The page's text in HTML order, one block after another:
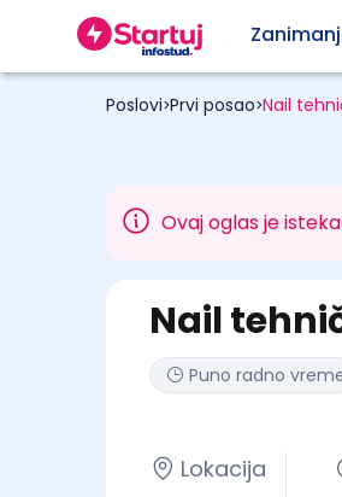
Poslovi>Prvi posao>Nail
Ovaj oglas je
Nail
Lokacija
Puno radno